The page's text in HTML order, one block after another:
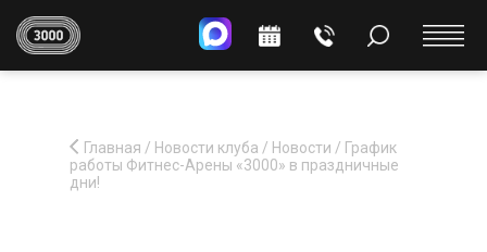
Главная / Новости клуба / Новости / График
работы Фитнес-Арены «3000» в праздничные
дни!